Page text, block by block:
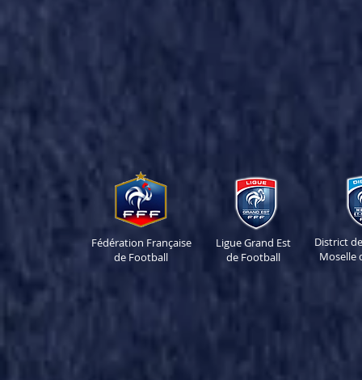
Fédération Française
de Football
Ligue Grand Est
de Football
District
Moselle